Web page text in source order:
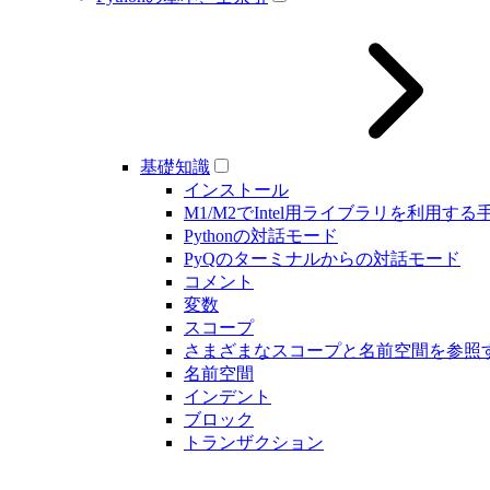
基礎知識
インストール
M1/M2でIntel用ライブラリを利用する
Pythonの対話モード
PyQのターミナルからの対話モード
コメント
変数
スコープ
さまざまなスコープと名前空間を参照
名前空間
インデント
ブロック
トランザクション